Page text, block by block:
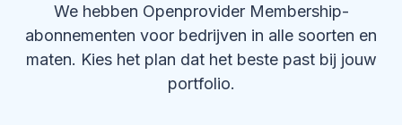
We hebben Openprovider Membership-
abonnementen voor bedrijven in alle soorten en
maten. Kies het plan dat het beste past bij jouw
portfolio.